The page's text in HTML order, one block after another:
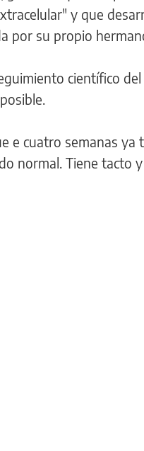
y que
por su propio
científico del
e cuatro semanas ya
normal. Tiene tacto